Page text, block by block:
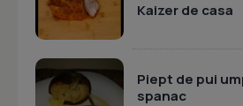
Kaizer de casa
Piept de pui
spanac